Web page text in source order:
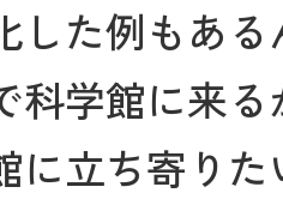
した例もあ
科学館に来
に立ち寄り